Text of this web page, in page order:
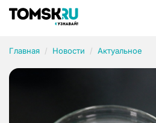
Главная Новости Актуальное